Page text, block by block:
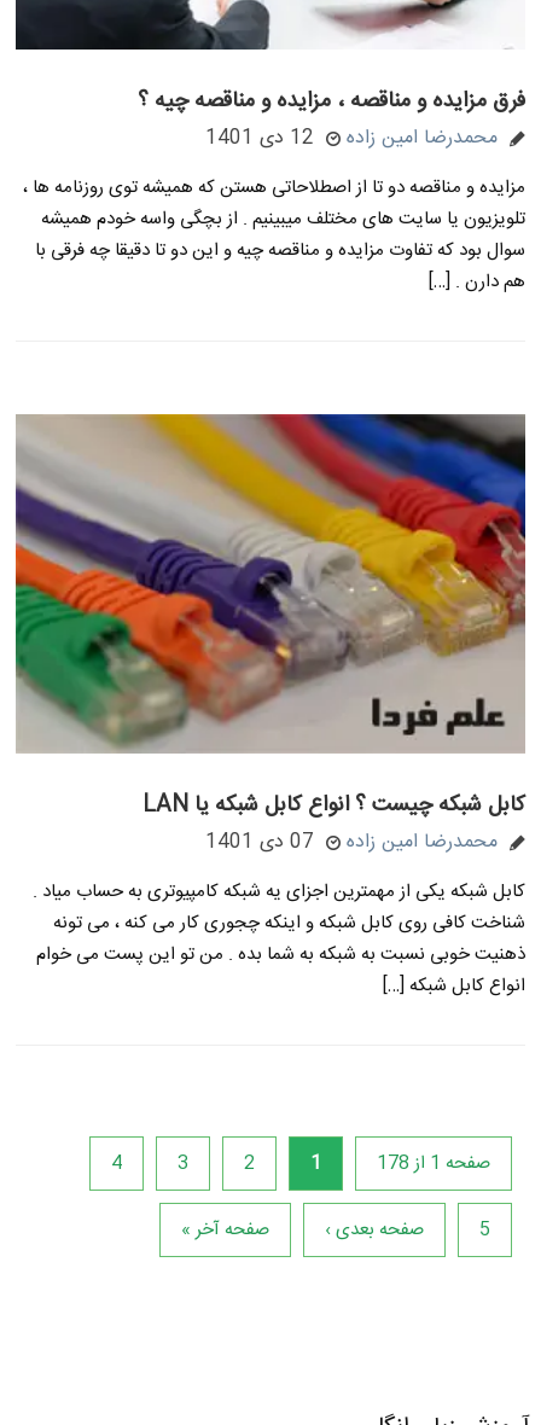
فرق مزایده و مناقصه ، مزایده و مناقصه چیه ؟
محمدرضا امین زاده 12 دی 1401
مزایده و مناقصه دو تا از اصطلاحاتی هستن که همیشه توی روزنامه ها ،
تلویزیون یا سایت های مختلف میبینیم . از بچگی واسه خودم همیشه
سوال بود که تفاوت مزایده و مناقصه چیه و این دو تا دقیقا چه فرقی با
هم دارن . […]
کابل شبکه چیست ؟ انواع کابل شبکه یا LAN
محمدرضا امین زاده 07 دی 1401
کابل شبکه یکی از مهمترین اجزای یه شبکه کامپیوتری به حساب میاد .
شناخت کافی روی کابل شبکه و اینکه چجوری کار می کنه ، می تونه
ذهنیت خوبی نسبت به شبکه به شما بده . من تو این پست می خوام
انواع کابل شبکه […]
صفحه 1 از 178 1
2
3
4
5 صفحه بعدی › صفحه آخر »